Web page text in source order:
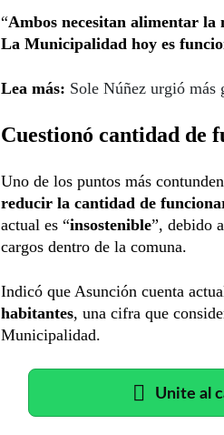
“Ambos necesitan alimentar
La Municipalidad hoy es
Lea más: Sole Núñez urgió más
Cuestionó cantidad de
Uno de los puntos más
reducir la cantidad de
actual es “insostenible”, debido
cargos dentro de la comuna.
Indicó que Asunción cuenta
habitantes, una cifra que
Municipalidad.
Unite al